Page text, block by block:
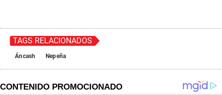
TAGS RELACIONADOS
Áncash Nepeña